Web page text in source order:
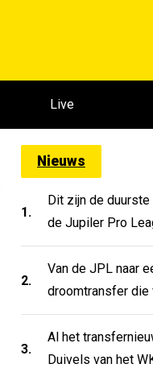
Live
Nieuws
1.
Dit zijn de
de Jupiler Pro
2.
Van de JPL naar
droomtransfer die
3.
Al het
Duivels van het